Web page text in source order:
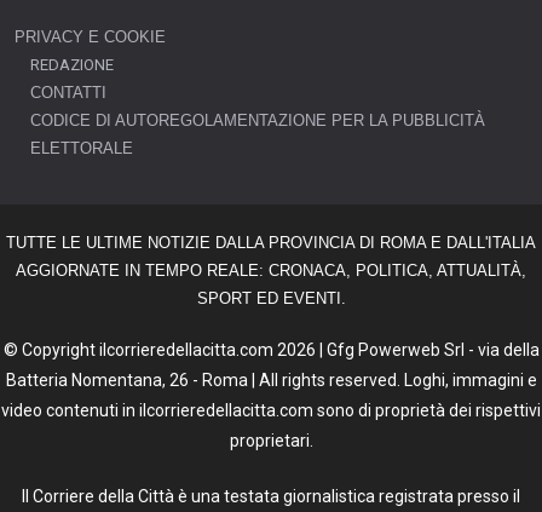
PRIVACY E COOKIE
REDAZIONE
CONTATTI
CODICE DI AUTOREGOLAMENTAZIONE PER LA PUBBLICITÀ
ELETTORALE
TUTTE LE ULTIME NOTIZIE DALLA PROVINCIA DI ROMA E DALL'ITALIA
AGGIORNATE IN TEMPO REALE: CRONACA, POLITICA, ATTUALITÀ,
SPORT ED EVENTI.
© Copyright ilcorrieredellacitta.com 2026 | Gfg Powerweb Srl - via della
Batteria Nomentana, 26 - Roma | All rights reserved. Loghi, immagini e
video contenuti in ilcorrieredellacitta.com sono di proprietà dei rispettivi
proprietari.
Il Corriere della Città è una testata giornalistica registrata presso il